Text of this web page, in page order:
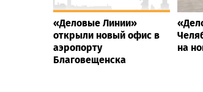
«Деловые Линии»
открыли новый офис в
аэропорту
Благовещенска
на